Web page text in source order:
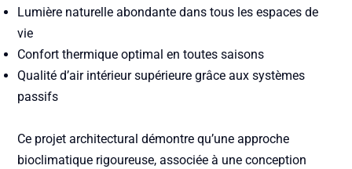
Lumière naturelle abondante dans tous les espaces de
vie
Confort thermique optimal en toutes saisons
Qualité d’air intérieur supérieure grâce aux systèmes
passifs
Ce projet architectural démontre qu’une approche
bioclimatique rigoureuse, associée à une conception